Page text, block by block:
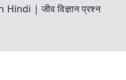
| जीव विज्ञान प्रश्न